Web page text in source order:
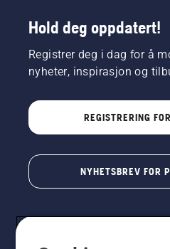
Hold deg oppdatert!
Registrer deg i dag for å
nyheter, inspirasjon og
REGISTRERING
NYHETSBREV FOR